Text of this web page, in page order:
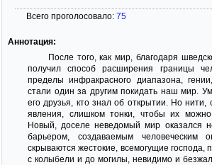
Всего проголосовало: 75
Аннотация:
После того, как мир, благодаря
получил способ расширения границы
пределы инфракрасного диапазона,
стали один за другим покидать наш мир.
его друзья, кто знал об открытии. Но
явления, слишком тонки, чтобы их
Новый, доселе неведомый мир оказался
барьером, создаваемым человеческим
скрываются жестокие, всемогущие
с колыбели и до могилы, невидимо и